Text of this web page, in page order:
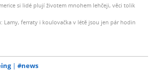
si lidé plují životem mnohem lehčeji, věci tolik
Lamy, ferraty i koulovačka v létě jsou jen pár hodin
#news